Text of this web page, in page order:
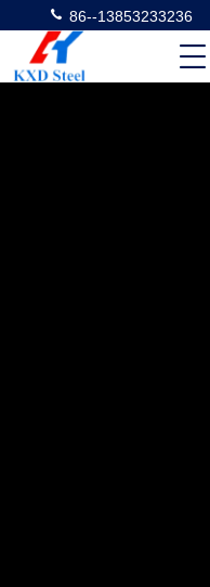
86--13853233236